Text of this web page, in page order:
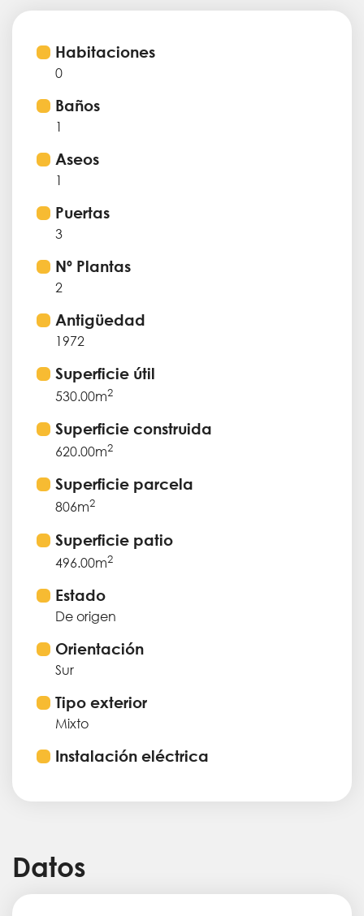
Habitaciones
0
Baños
1
Aseos
1
Puertas
3
Nº Plantas
2
Antigüedad
1972
Superficie útil
530.00m2
Superficie construida
620.00m2
Superficie parcela
806m2
Superficie patio
496.00m2
Estado
De origen
Orientación
Sur
Tipo exterior
Mixto
Instalación eléctrica
Datos